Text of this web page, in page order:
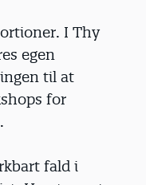
I Thy
egen
til at
for
fald i